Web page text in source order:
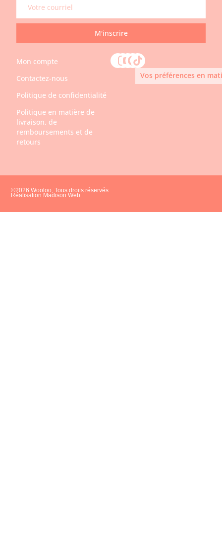
M'inscrire
Mon compte
Contactez-nous
Politique de confidentialité
Politique en matière de
livraison, de
remboursements et de
retours
Vos préférences en
©2026 Wooloo, Tous droits réservés.
Réalisation Madison Web